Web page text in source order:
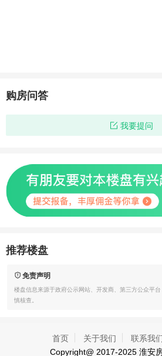
购房问答
我要提问
推荐楼盘
免责声明
楼盘信息来源于政府公示网站、开发商、第三方公众平
慎核查。
首页 关于我们 联系我
Copyright@ 2017-2025 淮安